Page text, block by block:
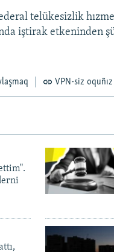
telükesizlik
iştirak etkeninden
VPN-siz oquñız